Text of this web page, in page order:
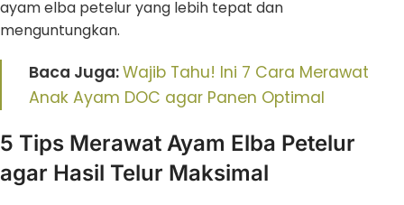
ayam elba petelur yang lebih tepat dan
menguntungkan.
Baca Juga:Wajib Tahu! Ini 7 Cara Merawat
Anak Ayam DOC agar Panen Optimal
5 Tips Merawat Ayam Elba Petelur
agar Hasil Telur Maksimal